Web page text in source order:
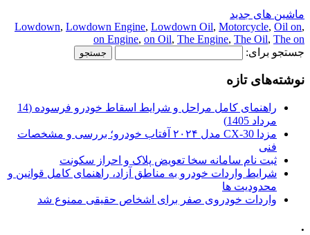
ماشین های جدید
Lowdown, Lowdown Engine, Lowdown Oil, Motorcycle, Oil on,
on Engine, on Oil, The Engine, The Oil, The on
جستجو برای:
نوشته‌های تازه
راهنمای کامل مراحل و شرایط اسقاط خودرو فرسوده (14
مرداد 1405)
مزدا CX-30 مدل ۲۰۲۴ آفتاب خودرو؛ بررسی و مشخصات
فنی
ثبت نام سامانه سخا تعویض پلاک و احراز سکونت
شرایط واردات خودرو به مناطق آزاد، راهنمای کامل قوانین و
محدودیت ها
واردات خودروی صفر برای اشخاص حقیقی ممنوع شد
.